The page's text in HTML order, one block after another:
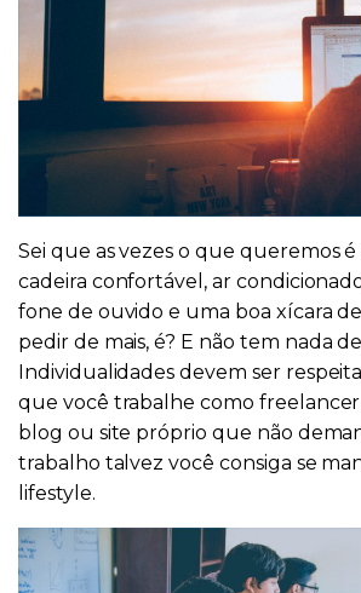
Sei que as vezes o que queremos
cadeira confortável, ar
fone de ouvido e uma boa xícara
pedir de mais, é? E não tem nada
Individualidades devem ser
que você trabalhe como
blog ou site próprio que não
trabalho talvez você consiga se
lifestyle.